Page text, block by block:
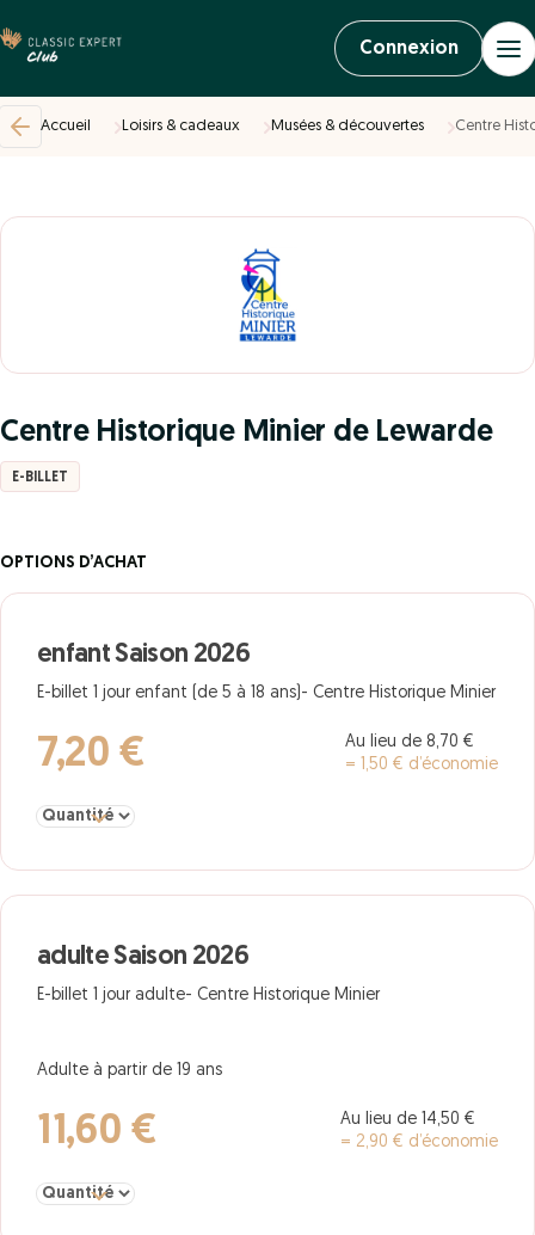
Connexion
Accueil Loisirs & cadeaux Musées & découvertes Centre
Centre Historique Minier de Lewarde
E-BILLET
OPTIONS D’ACHAT
enfant Saison 2026
E-billet 1 jour enfant (de 5 à 18 ans)- Centre Historique Minier
7,20 €
Au lieu de 8,70 €
= 1,50 € d’économie
Sélectionner la quantité pour enfant Saison 2026
adulte Saison 2026
E-billet 1 jour adulte- Centre Historique Minier
Adulte à partir de 19 ans
11,60 €
Au lieu de 14,50 €
= 2,90 € d’économie
Sélectionner la quantité pour adulte Saison 2026